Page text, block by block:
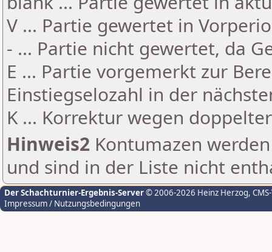
V ... Partie gewertet in
- ... Partie nicht gewertet, da
E ... Partie vorgemerkt zur
Einstiegselozahl in der
K ... Korrektur wegen
Hinweis2 Kontumazen
und sind in der Liste nicht
Der Schachturnier-Ergebnis-Server© 2006-2026 Heinz Herzog,
Impressum / Nutzungsbedingungen